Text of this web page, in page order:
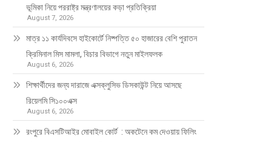
ভূমিকা নিয়ে পররাষ্ট্র মন্ত্রণালয়ের কড়া প্রতিক্রিয়া
August 7, 2026
মাত্র ১১ কার্যদিবসে হাইকোর্টে নিষ্পত্তি ৫০ হাজারের বেশি পুরাতন
ক্রিমিনাল মিস মামলা, বিচার বিভাগে নতুন মাইলফলক
August 6, 2026
শিক্ষার্থীদের জন্য দারাজে এক্সক্লুসিভ ডিসকাউন্ট নিয়ে আসছে
রিয়েলমি সি১০০এক্স
August 6, 2026
রংপুরে বিএসটিআইর মোবাইল কোর্ট : অকটেনে কম দেওয়ায় ফিলিং